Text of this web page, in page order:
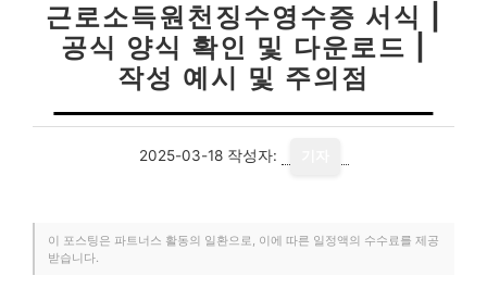
근로소득원천징수영수증 서식 |
공식 양식 확인 및 다운로드 |
작성 예시 및 주의점
2025-03-18 작성자:
이 포스팅은 파트너스 활동의 일환으로, 이에 따른 일정액의 수수료를 제공
받습니다.